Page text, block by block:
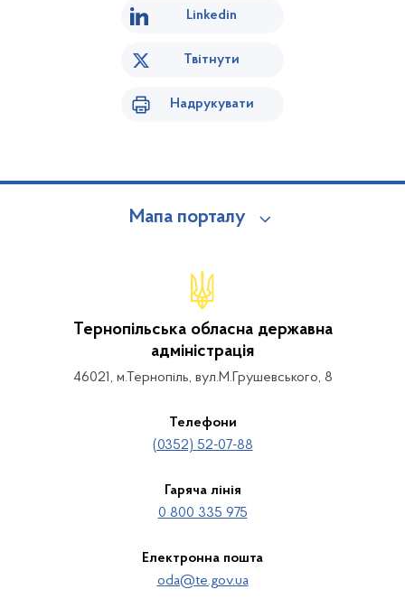
Linkedin
Твітнути
Надрукувати
Мапа порталу
Тернопільська обласна державна
адміністрація
46021, м.Тернопіль, вул.М.Грушевського, 8
Телефони
(0352) 52-07-88
Гаряча лінія
0 800 335 975
Електронна пошта
oda@te.gov.ua